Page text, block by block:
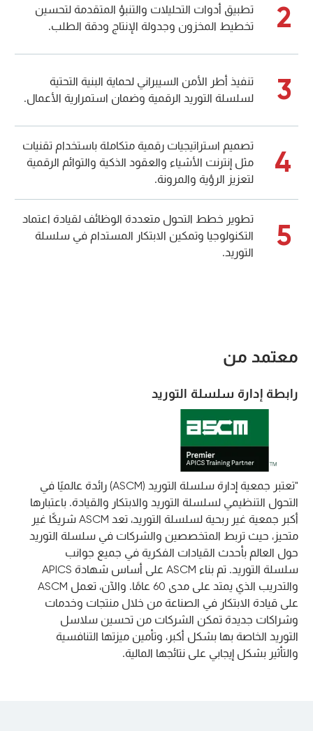
2
تطبيق أدوات التحليلات والتنبؤ المتقدمة لتحسين
تخطيط المخزون وجدولة الإنتاج ودقة الطلب.
3
تنفيذ أطر الأمن السيبراني لحماية البنية التحتية
لسلسلة التوريد الرقمية وضمان استمرارية الأعمال.
4
تصميم استراتيجيات رقمية متكاملة باستخدام تقنيات
مثل إنترنت الأشياء والعقود الذكية والتوائم الرقمية
لتعزيز الرؤية والمرونة.
5
تطوير خطط التحول متعددة الوظائف لقيادة اعتماد
التكنولوجيا وتمكين الابتكار المستدام في سلسلة
التوريد.
معتمد من
رابطة إدارة سلسلة التوريد
"تعتبر جمعية إدارة سلسلة التوريد (ASCM) رائدة عالميًا في
التحول التنظيمي لسلسلة التوريد والابتكار والقيادة. باعتبارها
أكبر جمعية غير ربحية لسلسلة التوريد، تعد ASCM شريكًا غير
متحيز، حيث تربط المتخصصين والشركات في سلسلة التوريد
حول العالم بأحدث القيادات الفكرية في جميع جوانب
سلسلة التوريد. تم بناء ASCM على أساس شهادة APICS
والتدريب الذي يمتد على مدى 60 عامًا. والآن، تعمل ASCM
على قيادة الابتكار في الصناعة من خلال منتجات وخدمات
وشراكات جديدة تمكن الشركات من تحسين سلاسل
التوريد الخاصة بها بشكل أكبر، وتأمين ميزتها التنافسية
والتأثير بشكل إيجابي على نتائجها المالية.